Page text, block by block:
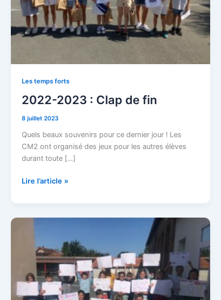
Les temps forts
2022-2023 : Clap de fin
8 juillet 2023
Quels beaux souvenirs pour ce dernier jour ! Les
CM2 ont organisé des jeux pour les autres élèves
durant toute […]
Lire l’article »
Enquête